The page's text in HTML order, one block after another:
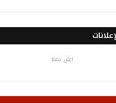
س
ب
ك
ي
ت
ت
ي
و
ب
س
ت
ر
خ
ص
ل
اعلن معنا